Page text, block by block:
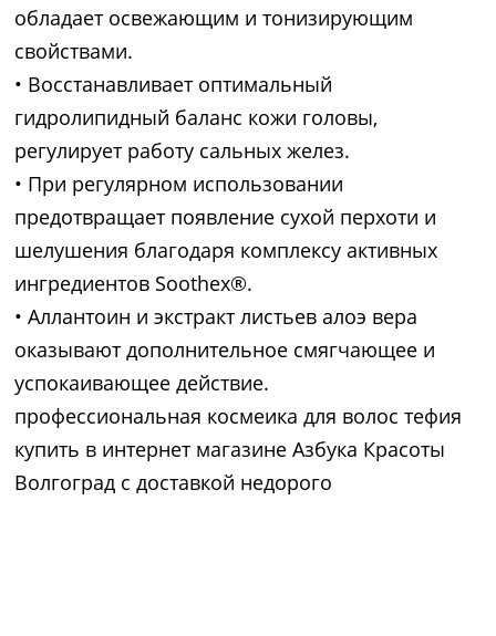
обладает освежающим и тонизирующим
свойствами.
• Восстанавливает оптимальный
гидролипидный баланс кожи головы,
регулирует работу сальных желез.
• При регулярном использовании
предотвращает появление сухой перхоти и
шелушения благодаря комплексу активных
ингредиентов Soothex®.
• Aллантоин и экстракт листьев алоэ вера
оказывают дополнительное смягчающее и
успокаивающее действие.
профессиональная космеика для волос тефия
купить в интернет магазине Азбука Красоты
Волгоград с доставкой недорого